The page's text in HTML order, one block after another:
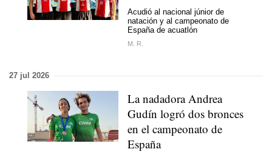
Acudió al nacional júnior de
natación y al campeonato de
España de acuatlón
M. R.
27 jul 2026
La nadadora Andrea
Gudín logró dos bronces
en el campeonato de
España